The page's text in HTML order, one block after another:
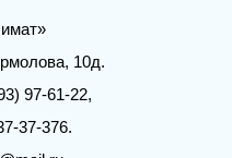
10д.
97-61-22,
37-376.